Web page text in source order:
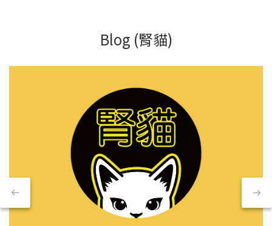
Blog (腎貓)